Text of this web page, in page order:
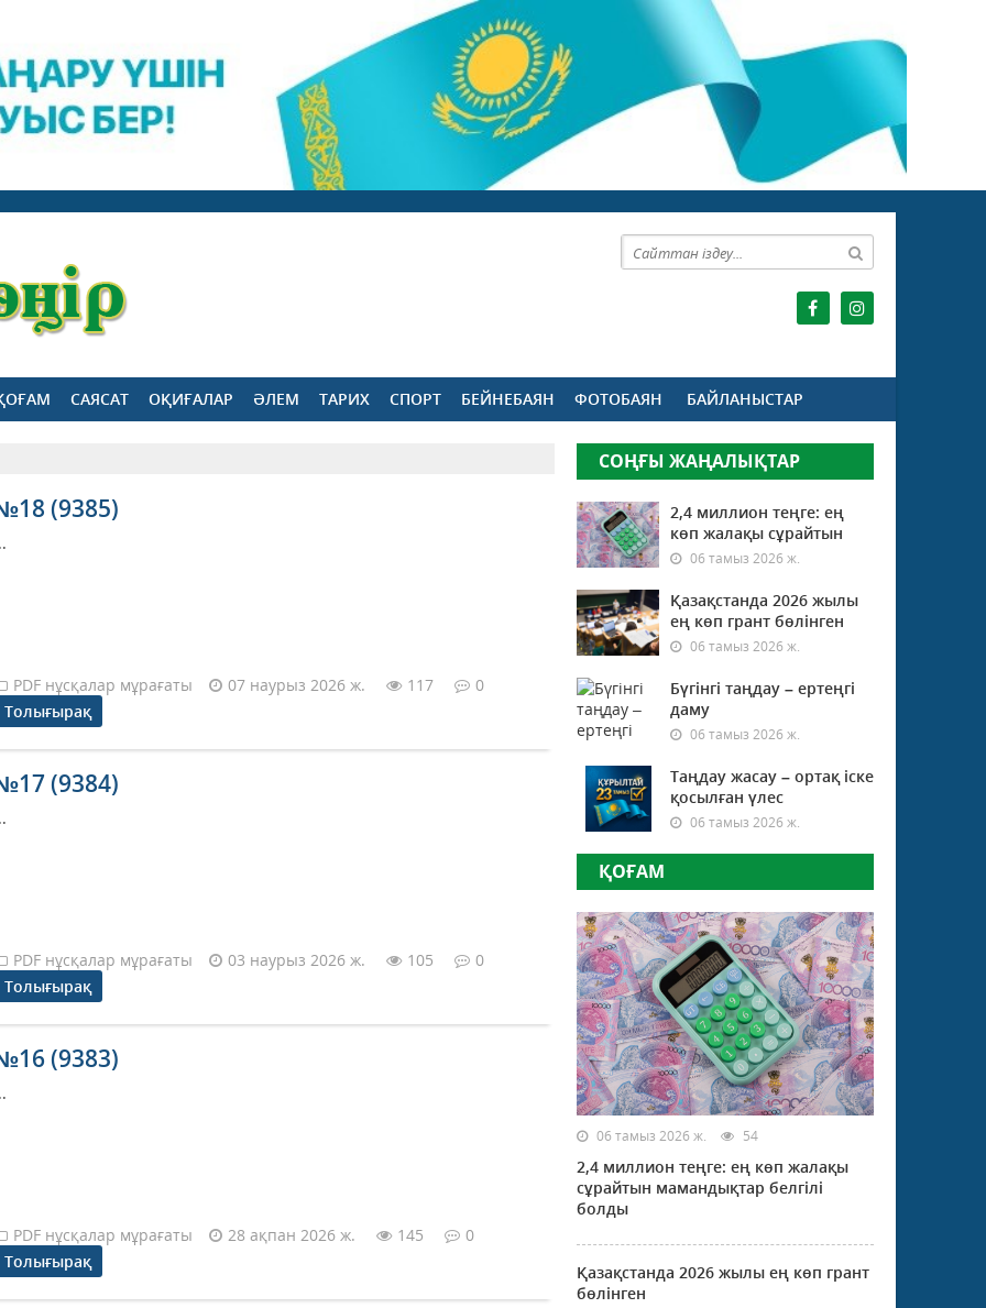
САЯСАТ ОҚИҒАЛАР ӘЛЕМ ТАРИХ СПОРТ БЕЙНЕБАЯН ФОТОБАЯН БАЙЛАНЫСТАР
(9385)
PDF нұсқалар мұрағаты 07 наурыз 2026 ж. 117
0
Толығырақ
(9384)
PDF нұсқалар мұрағаты 03 наурыз 2026 ж. 105
0
Толығырақ
(9383)
PDF нұсқалар мұрағаты 28 ақпан 2026 ж. 145
0
Толығырақ
СОҢҒЫ ЖАҢАЛЫҚТАР
2,4 миллион теңге: ең
көп жалақы сұрайтын
06 тамыз 2026 ж.
Қазақстанда 2026 жылы
ең көп грант бөлінген
06 тамыз 2026 ж.
Бүгінгі таңдау – ертеңгі
даму
06 тамыз 2026 ж.
Таңдау жасау – ортақ іске
қосылған үлес
06 тамыз 2026 ж.
ҚОҒАМ
06 тамыз 2026 ж. 54
2,4 миллион теңге: ең көп жалақы
сұрайтын мамандықтар белгілі
болды
Қазақстанда 2026 жылы ең көп грант
бөлінген